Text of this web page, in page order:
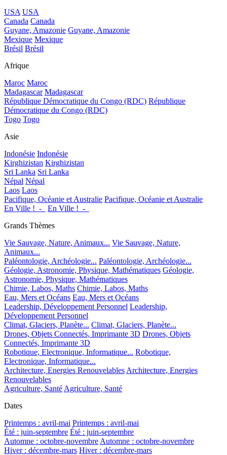
USA USA
Canada Canada
Guyane, Amazonie Guyane, Amazonie
Mexique Mexique
Brésil Brésil
Afrique
Maroc Maroc
Madagascar Madagascar
République Démocratique du Congo (RDC) République
Démocratique du Congo (RDC)
Togo Togo
Asie
Indonésie Indonésie
Kirghizistan Kirghizistan
Sri Lanka Sri Lanka
Népal Népal
Laos Laos
Pacifique, Océanie et Australie Pacifique, Océanie et Australie
En Ville !_-_
En Ville !_-_
Grands Thèmes
Vie Sauvage, Nature, Animaux... Vie Sauvage, Nature,
Animaux...
Paléontologie, Archéologie... Paléontologie, Archéologie...
Géologie, Astronomie, Physique, Mathématiques Géologie,
Astronomie, Physique, Mathématiques
Chimie, Labos, Maths Chimie, Labos, Maths
Eau, Mers et Océans Eau, Mers et Océans
Leadership, Développement Personnel Leadership,
Développement Personnel
Climat, Glaciers, Planète... Climat, Glaciers, Planète...
Drones, Objets Connectés, Imprimante 3D Drones, Objets
Connectés, Imprimante 3D
Robotique, Electronique, Informatique... Robotique,
Electronique, Informatique...
Architecture, Energies Renouvelables Architecture, Energies
Renouvelables
Agriculture, Santé Agriculture, Santé
Dates
Printemps : avril-mai Printemps : avril-mai
Été : juin-septembre Été : juin-septembre
Automne : octobre-novembre Automne : octobre-novembre
Hiver : décembre-mars Hiver : décembre-mars